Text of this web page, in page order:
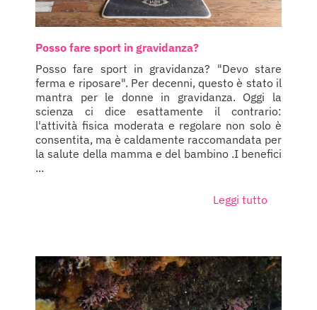
Posso fare sport in gravidanza?
Posso fare sport in gravidanza? "Devo stare
ferma e riposare". Per decenni, questo è stato il
mantra per le donne in gravidanza. Oggi la
scienza ci dice esattamente il contrario:
l'attività fisica moderata e regolare non solo è
consentita, ma è caldamente raccomandata per
la salute della mamma e del bambino .I benefici
...
Leggi tutto